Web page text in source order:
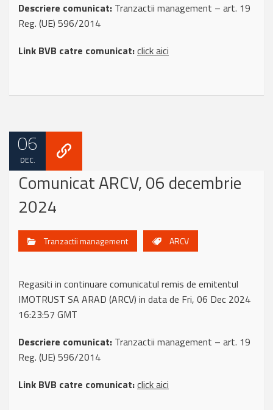
Descriere comunicat: Tranzactii management – art. 19
Reg. (UE) 596/2014
Link BVB catre comunicat:click aici
06
DEC.
Comunicat ARCV, 06 decembrie
2024
Tranzactii management ARCV
Regasiti in continuare comunicatul remis de emitentul
IMOTRUST SA ARAD (ARCV) in data de Fri, 06 Dec 2024
16:23:57 GMT
Descriere comunicat: Tranzactii management – art. 19
Reg. (UE) 596/2014
Link BVB catre comunicat:click aici